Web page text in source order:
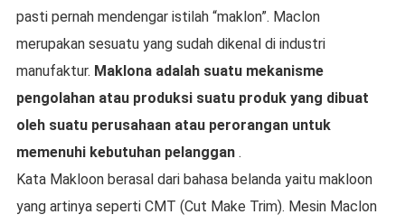
pasti pernah mendengar istilah “maklon”. Maclon
merupakan sesuatu yang sudah dikenal di industri
manufaktur. Maklona adalah suatu mekanisme
pengolahan atau produksi suatu produk yang dibuat
oleh suatu perusahaan atau perorangan untuk
memenuhi kebutuhan pelanggan.
Kata Makloon berasal dari bahasa belanda yaitu makloon
yang artinya seperti CMT (Cut Make Trim). Mesin Maclon